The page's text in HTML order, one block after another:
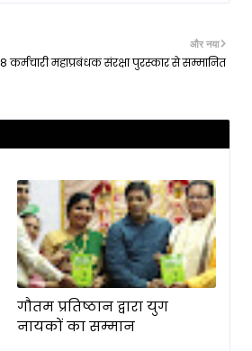
और नया
महाप्रबंधक संरक्षा पुरस्कार से सम्मानित
गौतम प्रतिष्ठान द्वारा युग
नायकों का सम्मान